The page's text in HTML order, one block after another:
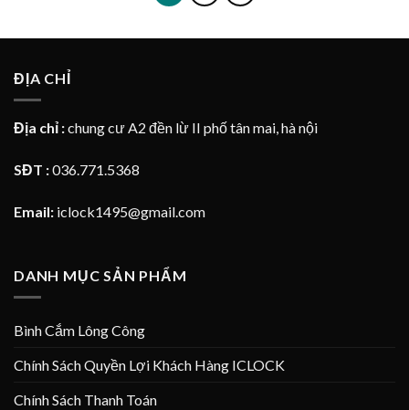
ĐỊA CHỈ
Địa chỉ :chung cư A2 đền lừ II phố tân mai, hà nội
SĐT :036.771.5368
Email: iclock1495@gmail.com
DANH MỤC SẢN PHẨM
Bình Cắm Lông Công
Chính Sách Quyền Lợi Khách Hàng ICLOCK
Chính Sách Thanh Toán